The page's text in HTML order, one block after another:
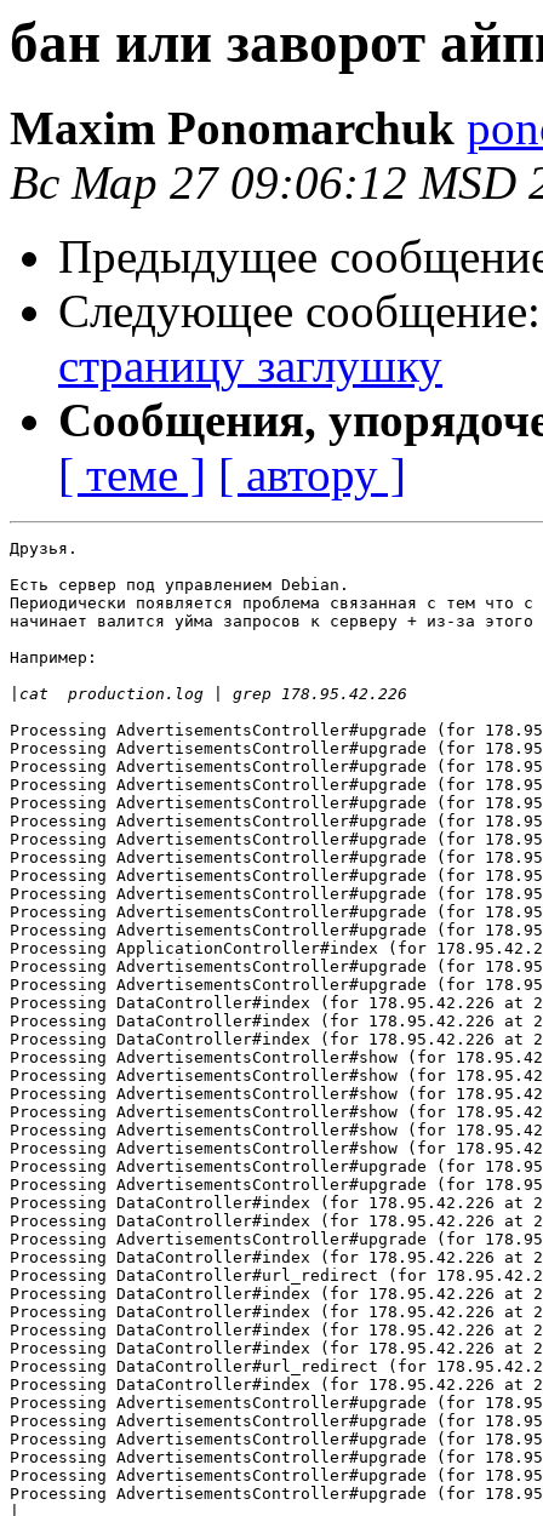
бан или заворот
Maxim Ponomarchuk
Вс Мар 27 09:06:12 MSD
Предыдущее
Следующее
страницу заглушку
Сообщения,
[ теме ] [ автору ]
Друзья.
Есть сервер под управлением Debian.
Периодически появляется проблема связанная с тем что
начинает валится уйма запросов к серверу + из-за
Например:
Processing AdvertisementsController#upgrade (for
Processing AdvertisementsController#upgrade (for
Processing AdvertisementsController#upgrade (for
Processing AdvertisementsController#upgrade (for
Processing AdvertisementsController#upgrade (for
Processing AdvertisementsController#upgrade (for
Processing AdvertisementsController#upgrade (for
Processing AdvertisementsController#upgrade (for
Processing AdvertisementsController#upgrade (for
Processing AdvertisementsController#upgrade (for
Processing AdvertisementsController#upgrade (for
Processing AdvertisementsController#upgrade (for
Processing ApplicationController#index (for
Processing AdvertisementsController#upgrade (for
Processing AdvertisementsController#upgrade (for
Processing DataController#index (for 178.95.42.226 at
Processing DataController#index (for 178.95.42.226 at
Processing DataController#index (for 178.95.42.226 at
Processing AdvertisementsController#show (for
Processing AdvertisementsController#show (for
Processing AdvertisementsController#show (for
Processing AdvertisementsController#show (for
Processing AdvertisementsController#show (for
Processing AdvertisementsController#show (for
Processing AdvertisementsController#upgrade (for
Processing AdvertisementsController#upgrade (for
Processing DataController#index (for 178.95.42.226 at
Processing DataController#index (for 178.95.42.226 at
Processing AdvertisementsController#upgrade (for
Processing DataController#index (for 178.95.42.226 at
Processing DataController#url_redirect (for
Processing DataController#index (for 178.95.42.226 at
Processing DataController#index (for 178.95.42.226 at
Processing DataController#index (for 178.95.42.226 at
Processing DataController#index (for 178.95.42.226 at
Processing DataController#url_redirect (for
Processing DataController#index (for 178.95.42.226 at
Processing AdvertisementsController#upgrade (for
Processing AdvertisementsController#upgrade (for
Processing AdvertisementsController#upgrade (for
Processing AdvertisementsController#upgrade (for
Processing AdvertisementsController#upgrade (for
Processing AdvertisementsController#upgrade (for